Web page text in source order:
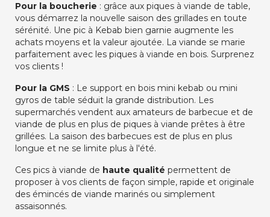
Pour la boucherie : grâce aux piques à viande de table,
vous démarrez la nouvelle saison des grillades en toute
sérénité. Une pic à Kebab bien garnie augmente les
achats moyens et la valeur ajoutée. La viande se marie
parfaitement avec les piques à viande en bois. Surprenez
vos clients !
Pour la GMS : Le support en bois mini kebab ou mini
gyros de table séduit la grande distribution. Les
supermarchés vendent aux amateurs de barbecue et de
viande de plus en plus de piques à viande prêtes à être
grillées. La saison des barbecues est de plus en plus
longue et ne se limite plus à l'été.
Ces pics à viande de haute qualité permettent de
proposer à vos clients de façon simple, rapide et originale
des émincés de viande marinés ou simplement
assaisonnés.